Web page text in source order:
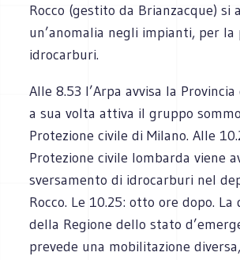
Rocco (gestito da Brianzacque) si
un’anomalia negli impianti, per la
idrocarburi.
Alle 8.53 l’Arpa avvisa la
a sua volta attiva il gruppo
Protezione civile di Milano. Alle
Protezione civile lombarda viene
sversamento di idrocarburi nel
Rocco. Le 10.25: otto ore dopo. La
della Regione dello stato
prevede una mobilitazione